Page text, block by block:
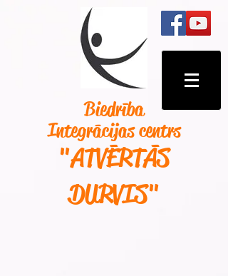
Biedrība
Integrācijas centrs
"ATVĒRTĀS
DURVIS"